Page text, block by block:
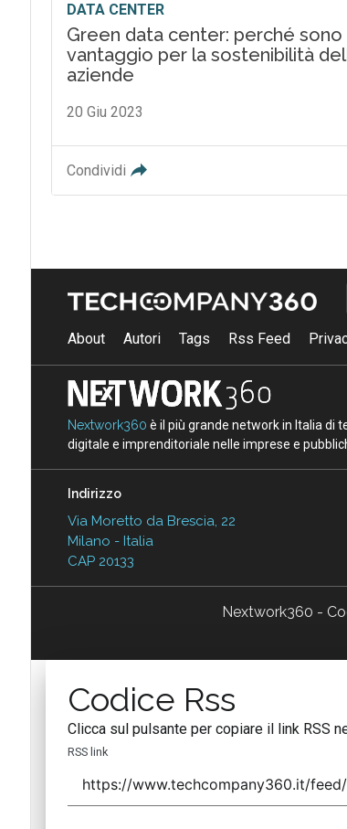
DATA CENTER
Green data center: perché sono
vantaggio per la sostenibilità
aziende
20 Giu 2023
Condividi
About Autori Tags Rss Feed
Nextwork360 è il più grande network in Italia di
digitale e imprenditoriale nelle imprese e
Indirizzo
Via Moretto da Brescia, 22
Milano - Italia
CAP 20133
Nextwork360 -
Codice Rss
Clicca sul pulsante per copiare il link RSS
RSS link